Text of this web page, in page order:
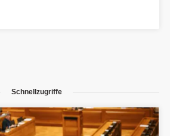
Schnellzugriffe